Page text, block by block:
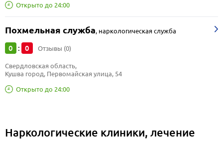
Открыто до 24:00
Похмельная служба, наркологическая служба
0 : 0 Отзывы (0)
Открыто до 24:00
Свердловская область,
Кушва город, Первомайская улица, 54
Наркологические клиники, лечение